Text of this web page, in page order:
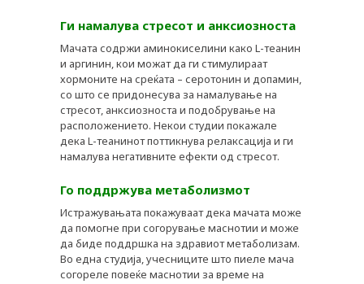
Ги намалува стресот и анксиозноста
Мачата содржи аминокиселини како L-теанин
и аргинин, кои можат да ги стимулираат
хормоните на среќата – серотонин и допамин,
со што се придонесува за намалување на
стресот, анксиозноста и подобрување на
расположението. Некои студии покажале
дека L-теанинот поттикнува релаксација и ги
намалува негативните ефекти од стресот.
Го поддржува метаболизмот
Истражувањата покажуваат дека мачата може
да помогне при согорување маснотии и може
да биде поддршка на здравиот метаболизам.
Во една студија, учесниците што пиеле мача
согореле повеќе маснотии за време на